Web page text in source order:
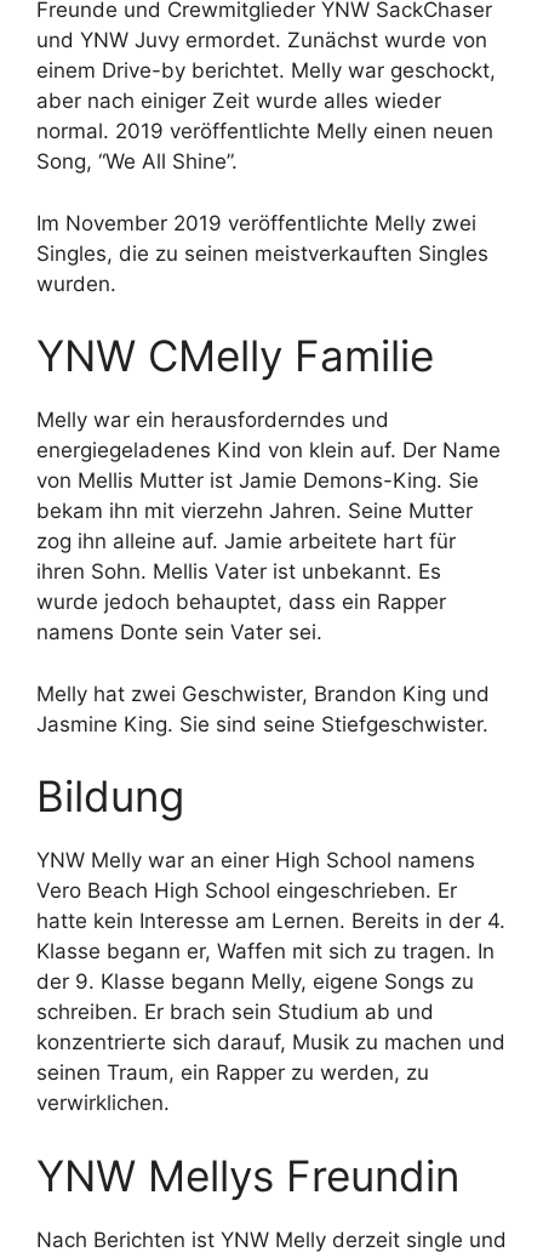
Freunde und Crewmitglieder YNW SackChaser
und YNW Juvy ermordet. Zunächst wurde von
einem Drive-by berichtet. Melly war geschockt,
aber nach einiger Zeit wurde alles wieder
normal. 2019 veröffentlichte Melly einen neuen
Song, “We All Shine”.
Im November 2019 veröffentlichte Melly zwei
Singles, die zu seinen meistverkauften Singles
wurden.
YNW CMelly Familie
Melly war ein herausforderndes und
energiegeladenes Kind von klein auf. Der Name
von Mellis Mutter ist Jamie Demons-King. Sie
bekam ihn mit vierzehn Jahren. Seine Mutter
zog ihn alleine auf. Jamie arbeitete hart für
ihren Sohn. Mellis Vater ist unbekannt. Es
wurde jedoch behauptet, dass ein Rapper
namens Donte sein Vater sei.
Melly hat zwei Geschwister, Brandon King und
Jasmine King. Sie sind seine Stiefgeschwister.
Bildung
YNW Melly war an einer High School namens
Vero Beach High School eingeschrieben. Er
hatte kein Interesse am Lernen. Bereits in der 4.
Klasse begann er, Waffen mit sich zu tragen. In
der 9. Klasse begann Melly, eigene Songs zu
schreiben. Er brach sein Studium ab und
konzentrierte sich darauf, Musik zu machen und
seinen Traum, ein Rapper zu werden, zu
verwirklichen.
YNW Mellys Freundin
Nach Berichten ist YNW Melly derzeit single und